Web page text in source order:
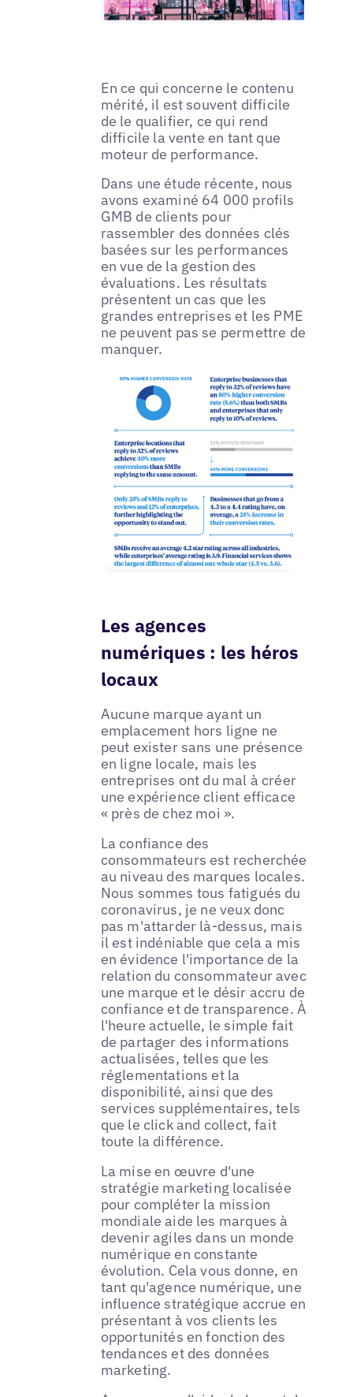
En ce qui concerne le contenu
mérité, il est souvent difficile
de le qualifier, ce qui rend
difficile la vente en tant que
moteur de performance.
Dans une étude récente, nous
avons examiné 64 000 profils
GMB de clients pour
rassembler des données clés
basées sur les performances
en vue de la gestion des
évaluations. Les résultats
présentent un cas que les
grandes entreprises et les PME
ne peuvent pas se permettre de
manquer.
Les agences
numériques : les héros
locaux
Aucune marque ayant un
emplacement hors ligne ne
peut exister sans une présence
en ligne locale, mais les
entreprises ont du mal à créer
une expérience client efficace
« près de chez moi ».
La confiance des
consommateurs est recherchée
au niveau des marques locales.
Nous sommes tous fatigués du
coronavirus, je ne veux donc
pas m'attarder là-dessus, mais
il est indéniable que cela a mis
en évidence l'importance de la
relation du consommateur avec
une marque et le désir accru de
confiance et de transparence. À
l'heure actuelle, le simple fait
de partager des informations
actualisées, telles que les
réglementations et la
disponibilité, ainsi que des
services supplémentaires, tels
que le click and collect, fait
toute la différence.
La mise en œuvre d'une
stratégie marketing localisée
pour compléter la mission
mondiale aide les marques à
devenir agiles dans un monde
numérique en constante
évolution. Cela vous donne, en
tant qu'agence numérique, une
influence stratégique accrue en
présentant à vos clients les
opportunités en fonction des
tendances et des données
marketing.